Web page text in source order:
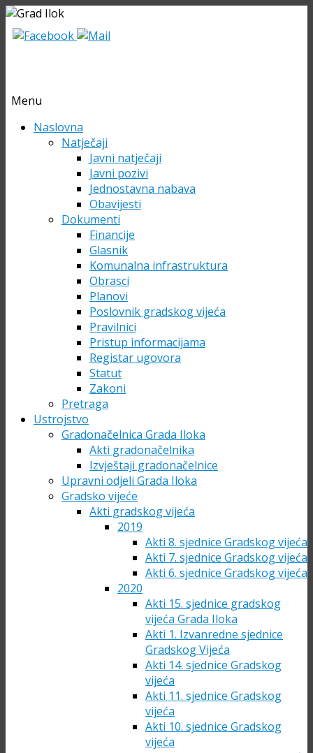
Menu
Skip Naslovna
Natječaji
Javni natječaji
Javni pozivi
Jednostavna nabava
Obavijesti
Dokumenti
Financije
Glasnik
Komunalna infrastruktura
Obrasci
Planovi
Poslovnik gradskog vijeća
Pravilnici
Pristup informacijama
Registar ugovora
Statut
Zakoni
Pretraga
Ustrojstvo
Gradonačelnica Grada Iloka
Akti gradonačelnika
Izvještaji gradonačelnice
Upravni odjeli Grada Iloka
Gradsko vijeće
Akti gradskog vijeća
2019
Akti 8. sjednice Gradskog vijeća
Akti 7. sjednice Gradskog vijeća
Akti 6. sjednice Gradskog vijeća
2020
Akti 15. sjednice gradskog
vijeća Grada Iloka
Akti 1. Izvanredne sjednice
Gradskog Vijeća
Akti 14. sjednice Gradskog
vijeća
Akti 11. sjednice Gradskog
vijeća
Akti 10. sjednice Gradskog
vijeća